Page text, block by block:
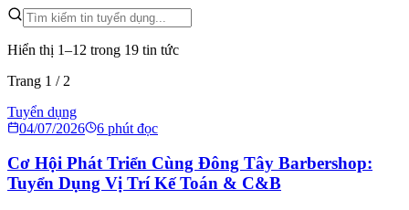
Hiển thị 1–12 trong 19 tin tức
Trang 1 / 2
Tuyển dụng
04/07/2026
6 phút đọc
Cơ Hội Phát Triển Cùng Đông Tây Barbershop:
Tuyển Dụng Vị Trí Kế Toán & C&B